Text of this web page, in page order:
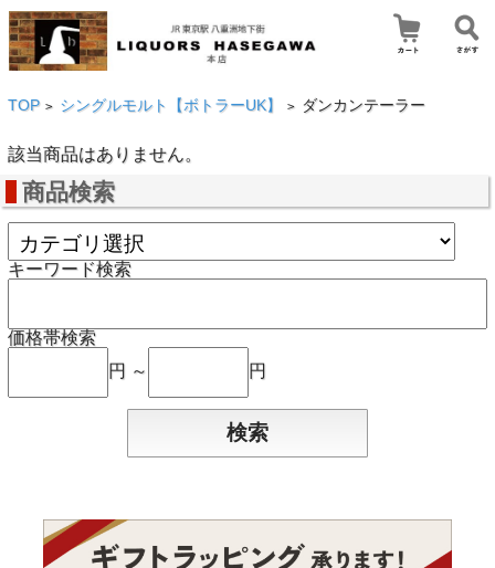
TOP > シングルモルト【ボトラーUK】 > ダンカンテーラー
該当商品はありません。
商品検索
キーワード検索
価格帯検索
円 ～
円